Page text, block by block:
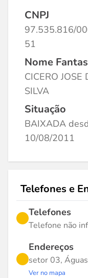
CNPJ
97.535.816/
51
Nome
CICERO JOSE
SILVA
Situação
BAIXADA
10/08/2011
Telefones e
Telefones
Telefone não
Endereços
setor 03,
Ver no mapa